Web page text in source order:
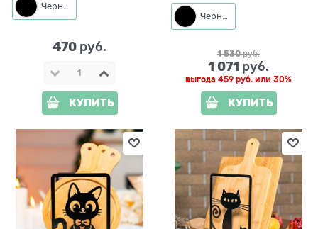
Черный
470 руб.
КУПИТЬ
Черный
1 530 руб.
1 071 руб.
выгода 459 руб. или 30%
КУПИТЬ